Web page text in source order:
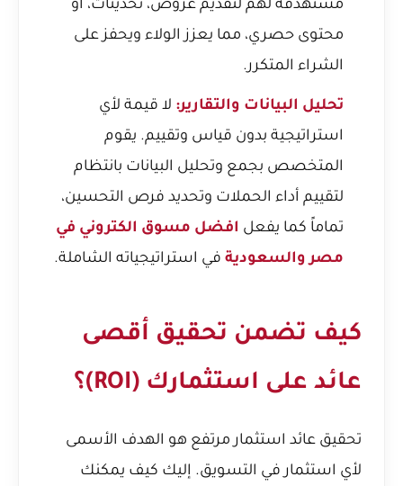
مستهدفة لهم لتقديم عروض، تحديثات، أو
محتوى حصري، مما يعزز الولاء ويحفز على
الشراء المتكرر.
تحليل البيانات والتقارير: لا قيمة لأي
استراتيجية بدون قياس وتقييم. يقوم
المتخصص بجمع وتحليل البيانات بانتظام
لتقييم أداء الحملات وتحديد فرص التحسين،
تماماً كما يفعل افضل مسوق الكتروني في
مصر والسعودية في استراتيجياته الشاملة.
كيف تضمن تحقيق أقصى
عائد على استثمارك (ROI)؟
تحقيق عائد استثمار مرتفع هو الهدف الأسمى
لأي استثمار في التسويق. إليك كيف يمكنك